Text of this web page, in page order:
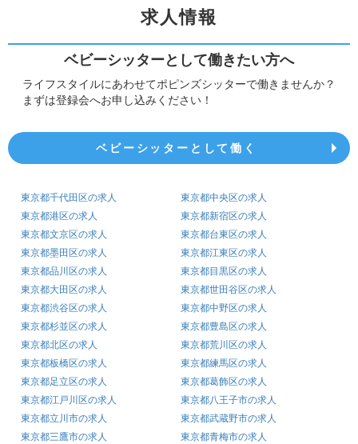
求人情報
ベビーシッターとして働きたい方へ
ライフスタイルにあわせてポピンズシッターで働きませんか？
まずは登録会へお申し込みください！
ベビーシッターとして働く
東京都千代田区の求人
東京都中央区の求人
東京都港区の求人
東京都新宿区の求人
東京都文京区の求人
東京都台東区の求人
東京都墨田区の求人
東京都江東区の求人
東京都品川区の求人
東京都目黒区の求人
東京都大田区の求人
東京都世田谷区の求人
東京都渋谷区の求人
東京都中野区の求人
東京都杉並区の求人
東京都豊島区の求人
東京都北区の求人
東京都荒川区の求人
東京都板橋区の求人
東京都練馬区の求人
東京都足立区の求人
東京都葛飾区の求人
東京都江戸川区の求人
東京都八王子市の求人
東京都立川市の求人
東京都武蔵野市の求人
東京都三鷹市の求人
東京都青梅市の求人